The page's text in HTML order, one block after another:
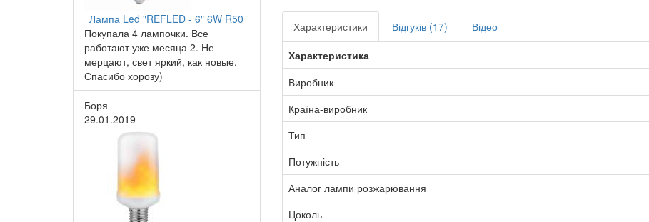
Лампа Led "REFLED - 6" 6W R50
Покупала 4 лампочки. Все
работают уже месяца 2. Не
мерцают, свет яркий, как новые.
Спасибо хорозу)
Боря
29.01.2019
Характеристики Відгуків (17)
Відео
Характеристика
Виробник
Країна-виробник
Тип
Потужність
Аналог лампи розжарювання
Цоколь